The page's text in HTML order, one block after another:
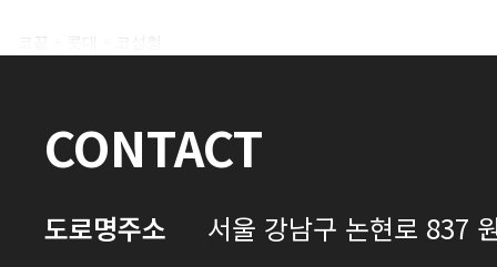
코끝 + 콧대 + 코성형
CONTACT
도로명주소
서울 강남구 논현로 837